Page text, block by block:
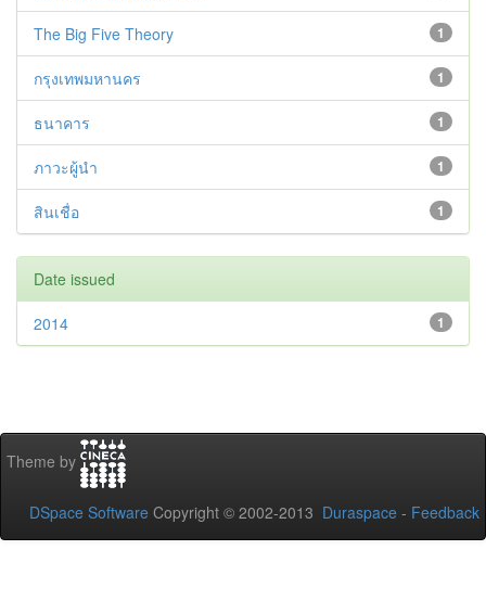
1
The Big Five Theory
1
กรุงเทพมหานคร
1
ธนาคาร
1
ภาวะผู้นำ
1
สินเชื่อ
Date issued
1
2014
Theme by
DSpace Software Copyright © 2002-2013 Duraspace - Feedback